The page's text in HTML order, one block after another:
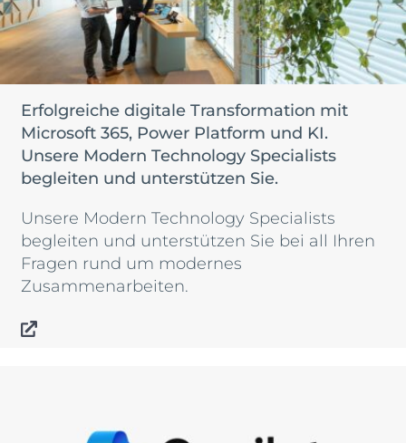
Erfolgreiche digitale Transformation mit
Microsoft 365, Power Platform und KI.
Unsere Modern Technology Specialists
begleiten und unterstützen Sie.
Unsere Modern Technology Specialists
begleiten und unterstützen Sie bei all Ihren
Fragen rund um modernes
Zusammenarbeiten.